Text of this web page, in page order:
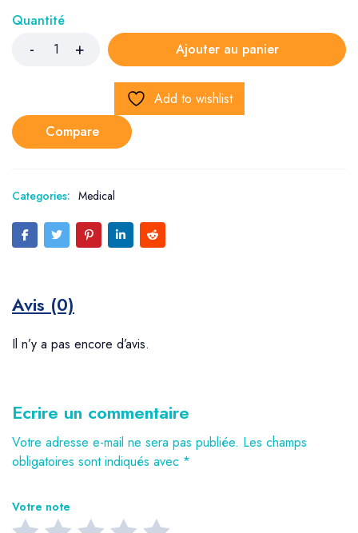
Quantité
Ajouter au panier
Add to wishlist
Compare
Categories: Medical
Avis (0)
Il n’y a pas encore d’avis.
Ecrire un commentaire
Votre adresse e-mail ne sera pas publiée. Les champs
obligatoires sont indiqués avec *
Votre note